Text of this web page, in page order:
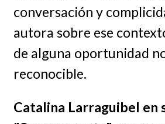
conversación y
autora sobre ese
de alguna oportunidad
reconocible.
Catalina Larraguibel en